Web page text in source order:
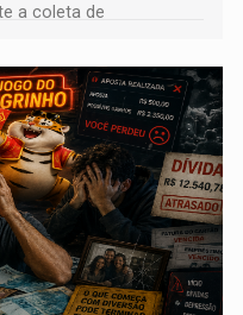
a coleta de